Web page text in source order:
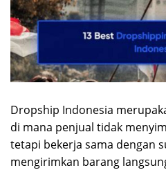
Dropship Indonesia
di mana penjual tidak
tetapi bekerja sama dengan
mengirimkan barang